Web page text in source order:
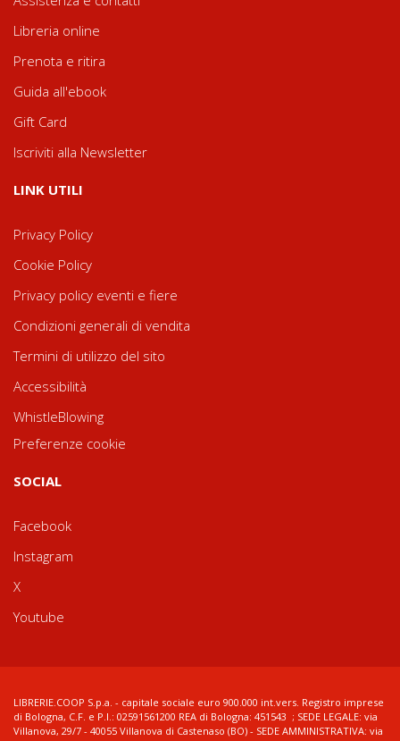
Libreria online
Prenota e ritira
Guida all'ebook
Gift Card
Iscriviti alla Newsletter
LINK UTILI
Privacy Policy
Cookie Policy
Privacy policy eventi e fiere
Condizioni generali di vendita
Termini di utilizzo del sito
Accessibilità
WhistleBlowing
Preferenze cookie
SOCIAL
Facebook
Instagram
X
Youtube
LIBRERIE.COOP S.p.a. - capitale sociale euro 900.000 int.vers. Registro imprese
di Bologna, C.F. e P.I.: 02591561200 REA di Bologna: 451543 ; SEDE LEGALE: via
Villanova, 29/7 - 40055 Villanova di Castenaso (BO) - SEDE AMMINISTRATIVA: via